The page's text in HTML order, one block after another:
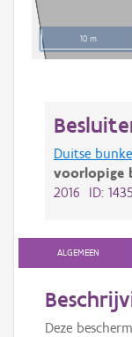
10 m
Duitse
voorlopige
2016 ID:
ALGEMEEN
Deze